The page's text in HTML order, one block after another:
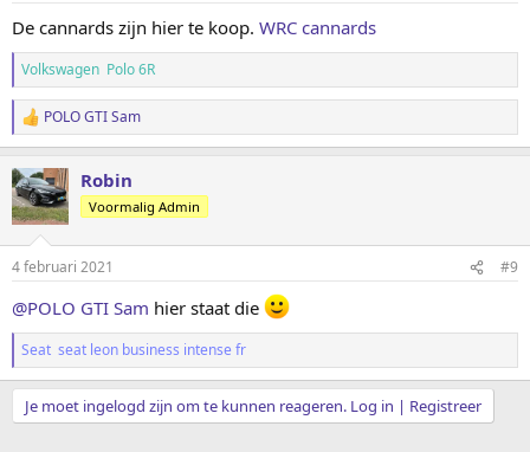
De cannards zijn hier te koop. WRC cannards
Volkswagen Polo 6R
W
a
r
d
e
n
e
n
:
POLO GTI Sam
Robin
Voormalig Admin
4 februari 2021 #9
@POLO GTI Sam hier staat die
Seat seat leon business intense fr
Je moet ingelogd zijn om te kunnen reageren. Log in | Registreer